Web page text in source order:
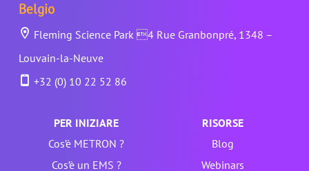
Belgio
Fleming Science Park 4 Rue Granbonpré, 1348 –
Louvain-la-Neuve
+32 (0) 10 22 52 86
PER INIZIARE
Cos’è METRON ?
Cos’è un EMS ?
RISORSE
Blog
Webinars